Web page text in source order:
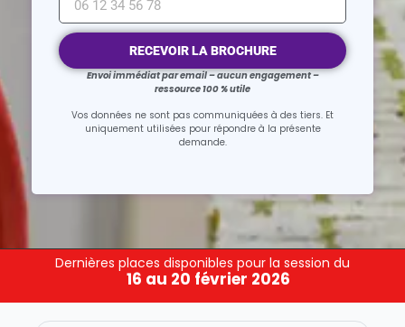
RECEVOIR LA BROCHURE
Envoi immédiat par email – aucun engagement –
ressource 100 % utile
Vos données ne sont pas communiquées à des tiers. Et
uniquement utilisées pour répondre à la présente
demande.
Dernières places disponibles pour la session du
16 au 20 février 2026